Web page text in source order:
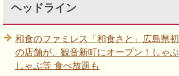
ヘッドライン
和食のファミレス「和食さと」広島県初
の店舗が、観音新町にオープン！しゃぶ
しゃぶ等 食べ放題も